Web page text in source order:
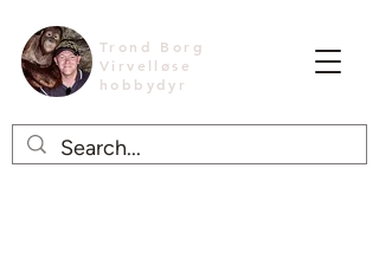
Trond Borg
Virvelløse
hobbydyr